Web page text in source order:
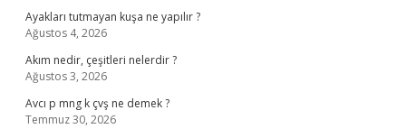
Ayakları tutmayan kuşa ne yapılır ?
Ağustos 4, 2026
Akım nedir, çeşitleri nelerdir ?
Ağustos 3, 2026
Avcı p mng k çvş ne demek ?
Temmuz 30, 2026